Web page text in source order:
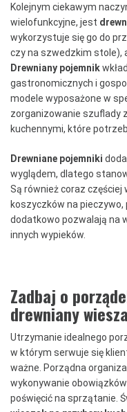
Kolejnym ciekawym
wielofunkcyjne, jest
wykorzystuje się go do
czy na szwedzkim stole),
Drewniany pojemnik
gastronomicznych i
modele wyposażone w
zorganizowanie szuflady
kuchennymi, które
Drewniane pojemniki
wyglądem, dlatego
Są również coraz
koszyczków na pieczywo,
dodatkowo pozwalają na
innych wypieków.
Zadbaj o
drewniany
Utrzymanie idealnego
w którym serwuje się
ważne. Porządna
wykonywanie
poświęcić na sprzątanie.